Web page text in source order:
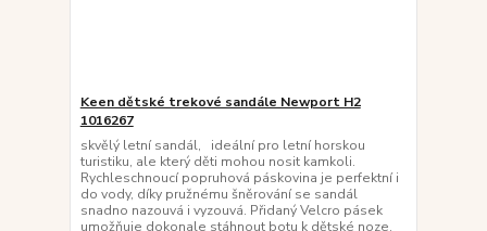
Keen dětské trekové sandále Newport H2
1016267
skvělý letní sandál, ideální pro letní horskou
turistiku, ale který děti mohou nosit kamkoli.
Rychleschnoucí popruhová páskovina je perfektní i
do vody, díky pružnému šněrování se sandál
snadno nazouvá i vyzouvá. Přidaný Velcro pásek
umožňuje dokonale stáhnout botu k dětské noze.